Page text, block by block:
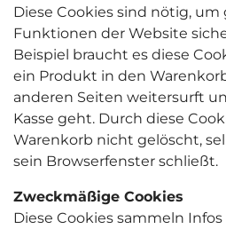
Diese Cookies sind nötig,
Funktionen der Website
Beispiel braucht es diese
ein Produkt in den
anderen Seiten weitersurft
Kasse geht. Durch diese
Warenkorb nicht gelöscht,
sein Browserfenster schließt.
Zweckmäßige Cookies
Diese Cookies sammeln